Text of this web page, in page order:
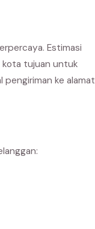
Estimasi
kota tujuan untuk
pengiriman ke alamat